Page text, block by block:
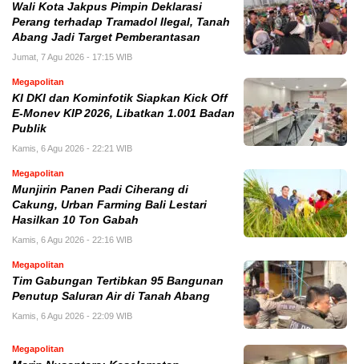
Wali Kota Jakpus Pimpin Deklarasi
Perang terhadap Tramadol Ilegal, Tanah
Abang Jadi Target Pemberantasan
Jumat, 7 Agu 2026 - 17:15 WIB
Megapolitan
KI DKI dan Kominfotik Siapkan Kick Off
E-Monev KIP 2026, Libatkan 1.001 Badan
Publik
Kamis, 6 Agu 2026 - 22:21 WIB
Megapolitan
Munjirin Panen Padi Ciherang di
Cakung, Urban Farming Bali Lestari
Hasilkan 10 Ton Gabah
Kamis, 6 Agu 2026 - 22:16 WIB
Megapolitan
Tim Gabungan Tertibkan 95 Bangunan
Penutup Saluran Air di Tanah Abang
Kamis, 6 Agu 2026 - 22:09 WIB
Megapolitan